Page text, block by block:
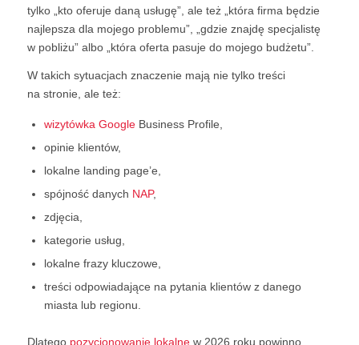
tylko „kto oferuje daną usługę”, ale też „która firma będzie
najlepsza dla mojego problemu”, „gdzie znajdę specjalistę
w pobliżu” albo „która oferta pasuje do mojego budżetu”.
W takich sytuacjach znaczenie mają nie tylko treści
na stronie, ale też:
wizytówka GoogleBusiness Profile,
opinie klientów,
lokalne landing page’e,
spójność danych NAP,
zdjęcia,
kategorie usług,
lokalne frazy kluczowe,
treści odpowiadające na pytania klientów z danego
miasta lub regionu.
Dlatego pozycjonowanie lokalnew 2026 roku powinno